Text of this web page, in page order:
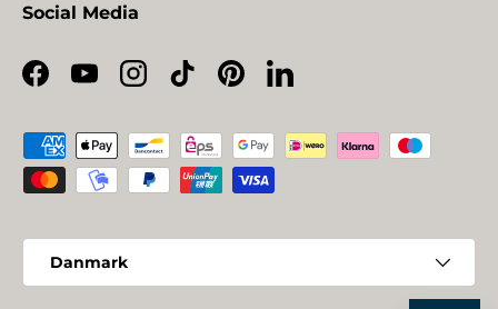
Social Media
Facebook
YouTubeInstagram
TikTokPinterestLinkedIn
Betalingsmetoder
Danmark